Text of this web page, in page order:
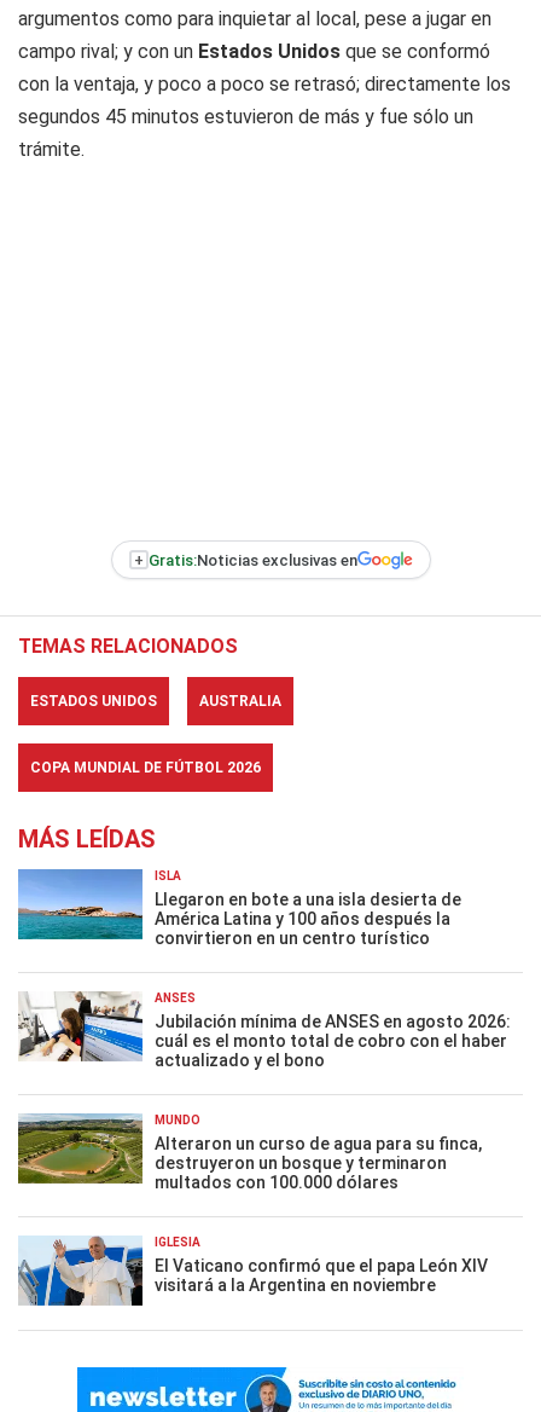
argumentos como para inquietar al local, pese a jugar en
campo rival; y con un Estados Unidos que se conformó
con la ventaja, y poco a poco se retrasó; directamente los
segundos 45 minutos estuvieron de más y fue sólo un
trámite.
+ Gratis:Noticias exclusivas en
TEMAS RELACIONADOS
ESTADOS UNIDOS AUSTRALIA
COPA MUNDIAL DE FÚTBOL 2026
MÁS LEÍDAS
ISLA
Llegaron en bote a una isla desierta de
América Latina y 100 años después la
convirtieron en un centro turístico
ANSES
Jubilación mínima de ANSES en agosto 2026:
cuál es el monto total de cobro con el haber
actualizado y el bono
MUNDO
Alteraron un curso de agua para su finca,
destruyeron un bosque y terminaron
multados con 100.000 dólares
IGLESIA
El Vaticano confirmó que el papa León XIV
visitará a la Argentina en noviembre